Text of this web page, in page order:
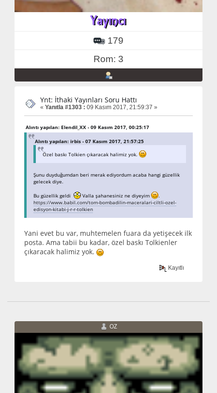
179
Rom: 3
Ynt: İthaki Yayınları Soru Hattı
« Yanıtla #1303 : 09 Kasım 2017, 21:59:37 »
Alıntı yapılan: Elendil_XX - 09 Kasım 2017, 00:25:17
Alıntı yapılan: irbis - 07 Kasım 2017, 21:57:25
Özel baskı Tolkien çıkaracak halimiz yok.
Şunu duyduğumdan beri merak ediyordum acaba hangi güzellik
gelecek diye.
Bu güzellik geldi Valla şahanesiniz ne diyeyim
.
https://www.babil.com/tom-bombadilin-maceralari-ciltli-ozel-
edisyon-kitabi-j-r-r-tolkien
Yani evet bu var, muhtemelen fuara da yetişecek ilk
posta. Ama tabii bu kadar, özel baskı Tolkienler
çıkaracak halimiz yok.
Kayıtlı
OZ